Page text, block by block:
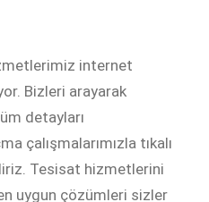
internet
Bizleri arayarak
detayları
çalışmalarımızla tıkalı
Tesisat hizmetlerini
uygun çözümleri sizler